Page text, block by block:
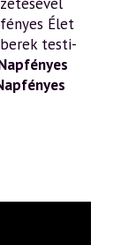
Élet
testi-